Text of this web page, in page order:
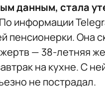
данным, стала
По информации
пенсионерки. Она
— 38-летняя
на кухне. С
не пострадал.